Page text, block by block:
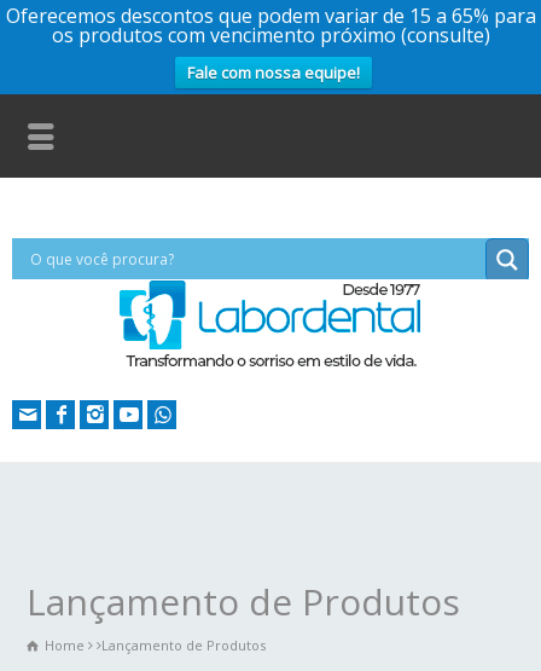
Oferecemos descontos que podem variar de 15 a 65% para
os produtos com vencimento próximo (consulte)
Fale com nossa equipe!
Lançamento de Produtos
Home Lançamento de Produtos